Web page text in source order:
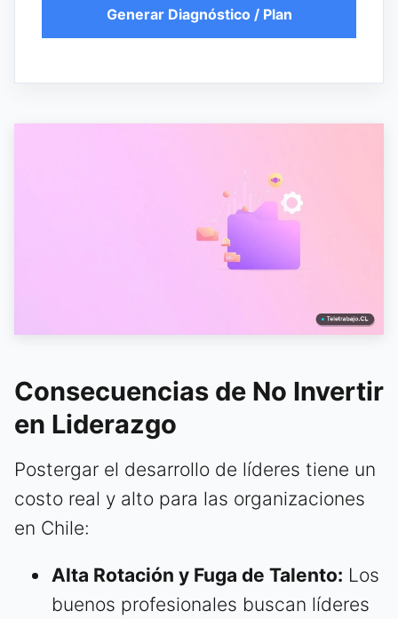
Generar Diagnóstico / Plan
Consecuencias de No Invertir
en Liderazgo
Postergar el desarrollo de líderes tiene un
costo real y alto para las organizaciones
en Chile:
Alta Rotación y Fuga de Talento: Los
buenos profesionales buscan líderes